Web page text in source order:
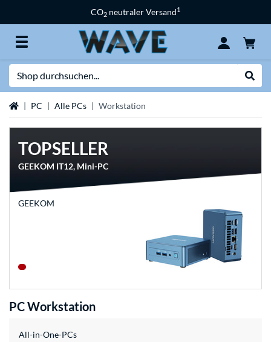
CO2 neutraler Versand1
Startseite
PC Alle PCs Workstation
TOPSELLER
GEEKOM IT12, Mini-PC
GEEKOM
PC Workstation
All-in-One-PCs